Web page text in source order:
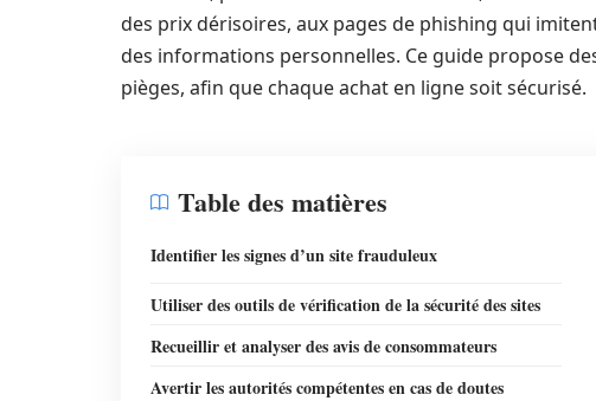
des prix dérisoires, aux pages de phishing qui
des informations personnelles. Ce guide propose
pièges, afin que chaque achat en ligne soit sécurisé.
Table des matières
Identifier les signes d’un site frauduleux
Utiliser des outils de vérification de la sécurité des sites
Recueillir et analyser des avis de consommateurs
Avertir les autorités compétentes en cas de doutes